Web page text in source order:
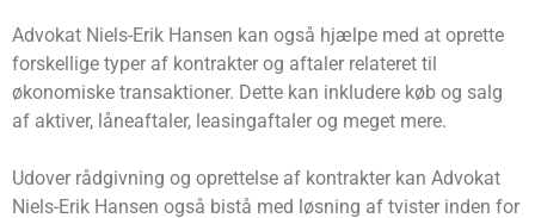
Advokat Niels-Erik Hansen kan også hjælpe med at oprette
forskellige typer af kontrakter og aftaler relateret til
økonomiske transaktioner. Dette kan inkludere køb og salg
af aktiver, låneaftaler, leasingaftaler og meget mere.
Udover rådgivning og oprettelse af kontrakter kan Advokat
Niels-Erik Hansen også bistå med løsning af tvister inden for